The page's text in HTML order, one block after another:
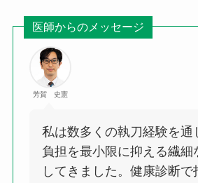
医師からのメッセージ
芳賀 史憲
私は数多くの執刀経験を通
負担を最小限に抑える繊細
してきました。健康診断